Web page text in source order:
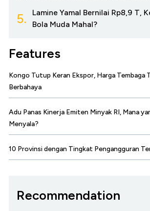
5.
Lamine Yamal Bernilai Rp8,9 T,
Bola Muda Mahal?
Features
Kongo Tutup Keran Ekspor, Harga Tembaga
Berbahaya
Adu Panas Kinerja Emiten Minyak RI, Mana
Menyala?
10 Provinsi dengan Tingkat Pengangguran
Recommendation